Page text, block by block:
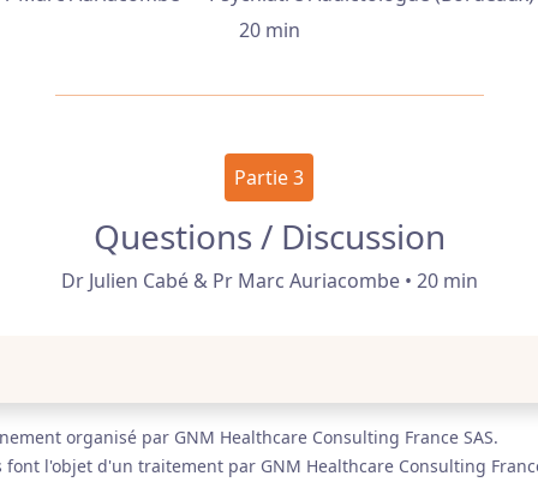
20 min
Partie 3
Questions / Discussion
Dr Julien Cabé & Pr Marc Auriacombe • 20 min
organisé par GNM Healthcare Consulting France SAS.
l'objet d'un traitement par GNM Healthcare Consulting